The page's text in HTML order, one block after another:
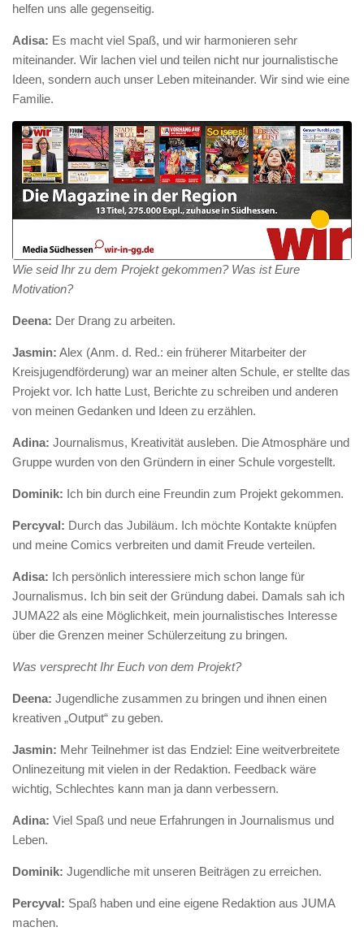
helfen uns alle gegenseitig.
Adisa: Es macht viel Spaß, und wir harmonieren sehr
miteinander. Wir lachen viel und teilen nicht nur journalistische
Ideen, sondern auch unser Leben miteinander. Wir sind wie eine
Familie.
Wie seid Ihr zu dem Projekt gekommen? Was ist Eure
Motivation?
Deena: Der Drang zu arbeiten.
Jasmin: Alex (Anm. d. Red.: ein früherer Mitarbeiter der
Kreisjugendförderung) war an meiner alten Schule, er stellte das
Projekt vor. Ich hatte Lust, Berichte zu schreiben und anderen
von meinen Gedanken und Ideen zu erzählen.
Adina: Journalismus, Kreativität ausleben. Die Atmosphäre und
Gruppe wurden von den Gründern in einer Schule vorgestellt.
Dominik: Ich bin durch eine Freundin zum Projekt gekommen.
Percyval: Durch das Jubiläum. Ich möchte Kontakte knüpfen
und meine Comics verbreiten und damit Freude verteilen.
Adisa: Ich persönlich interessiere mich schon lange für
Journalismus. Ich bin seit der Gründung dabei. Damals sah ich
JUMA22 als eine Möglichkeit, mein journalistisches Interesse
über die Grenzen meiner Schülerzeitung zu bringen.
Was versprecht Ihr Euch von dem Projekt?
Deena: Jugendliche zusammen zu bringen und ihnen einen
kreativen „Output“ zu geben.
Jasmin: Mehr Teilnehmer ist das Endziel: Eine weitverbreitete
Onlinezeitung mit vielen in der Redaktion. Feedback wäre
wichtig, Schlechtes kann man ja dann verbessern.
Adina: Viel Spaß und neue Erfahrungen in Journalismus und
Leben.
Dominik: Jugendliche mit unseren Beiträgen zu erreichen.
Percyval: Spaß haben und eine eigene Redaktion aus JUMA
machen.